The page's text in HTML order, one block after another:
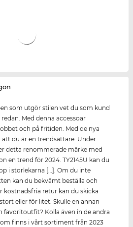
som utgör stilen vet du som kund
Med denna accessoar
och på fritiden. Med de nya
att du är en trendsättare. Under
detta renommerade märke med
en trend för 2024. TY2145U kan du
i storlekarna […]. Om du inte
kan du bekvämt beställa och
kostnadsfria retur kan du skicka
eller för litet. Skulle en annan
favoritoutfit? Kolla även in de andra
finns i vårt sortiment från 2023